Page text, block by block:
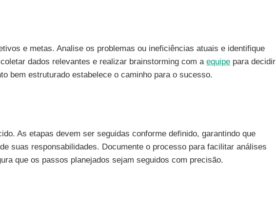
e metas. Analise os problemas ou ineficiências atuais e identifique
dados relevantes e realizar brainstorming com a equipe para decidir
bem estruturado estabelece o caminho para o sucesso.
As etapas devem ser seguidas conforme definido, garantindo que
suas responsabilidades. Documente o processo para facilitar análises
que os passos planejados sejam seguidos com precisão.